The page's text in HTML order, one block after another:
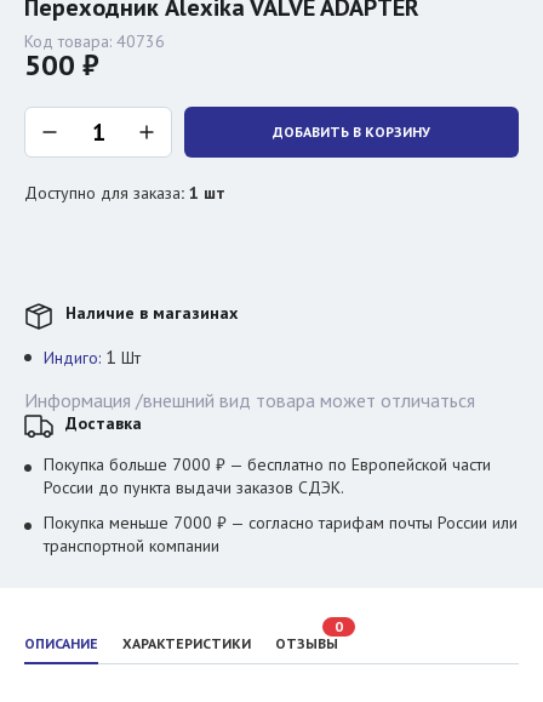
Переходник Alexika VALVE ADAPTER
Код товара: 40736
500 ₽
ДОБАВИТЬ В КОРЗИНУ
Доступно для заказа: 1 шт
ОПИСАНИЕ ХАРАКТЕРИСТИКИ ОТЗЫВЫ
0
Наличие в магазинах
Индиго: 1 Шт
Информация /внешний вид товара может отличаться
Доставка
Покупка больше 7000 ₽ — бесплатно по Европейской части
России до пункта выдачи заказов СДЭК.
Покупка меньше 7000 ₽ — согласно тарифам почты России или
транспортной компании